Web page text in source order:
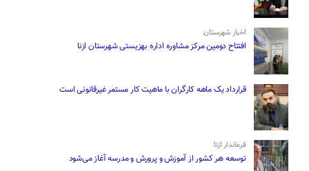
اخبار شهرستان:
افتتاح دومین مرکز مشاوره اداره بهزیستی شهرستان ازنا
قرارداد یک ماهه کارگران با ماهیت کار مستمر غیرقانونی است
فرماندار ازنا:
توسعه هر کشور از آموزش و پرورش و مدرسه آغاز می‌شود